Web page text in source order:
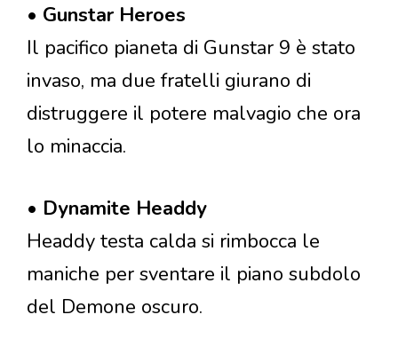
• Gunstar Heroes
Il pacifico pianeta di Gunstar 9 è stato
invaso, ma due fratelli giurano di
distruggere il potere malvagio che ora
lo minaccia.
• Dynamite Headdy
Headdy testa calda si rimbocca le
maniche per sventare il piano subdolo
del Demone oscuro.